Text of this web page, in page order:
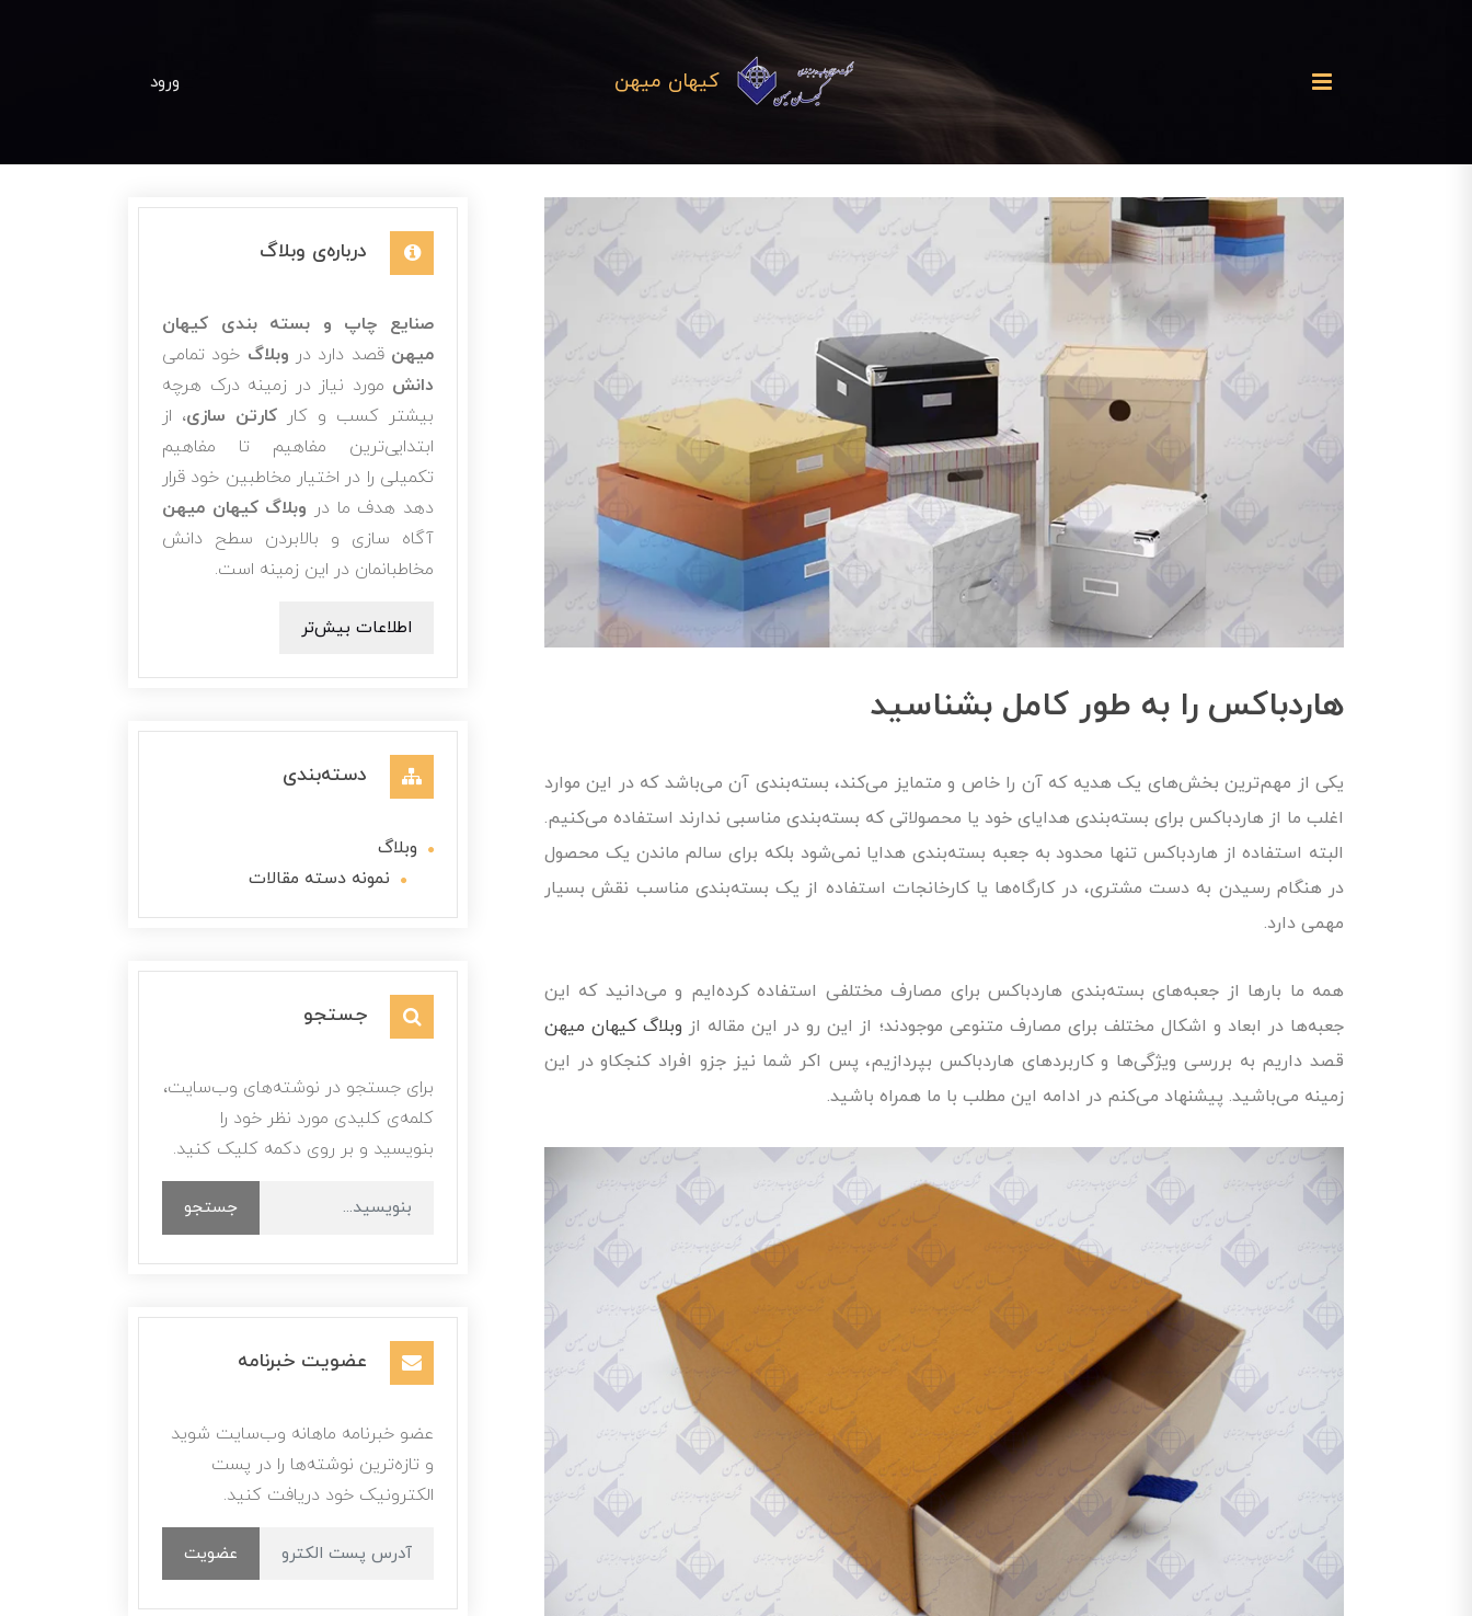
کیهان میهن ورود
هاردباکس را به طور کامل بشناسید
یکی از مهم‌ترین بخش‌های یک هدیه که آن را خاص و متمایز می‌کند، بسته‌بندی آن می‌باشد که در این موارد
اغلب ما از هاردباکس برای بسته‌بندی هدایای خود یا محصولاتی که بسته‌بندی مناسبی ندارند استفاده می‌کنیم.
البته استفاده از هاردباکس تنها محدود به جعبه بسته‌بندی هدایا نمی‌شود بلکه برای سالم ماندن یک محصول
در هنگام رسیدن به دست مشتری، در کارگاه‌ها یا کارخانجات استفاده از یک بسته‌بندی مناسب نقش بسیار
مهمی دارد.
همه ما بارها از جعبه‌های بسته‌بندی هاردباکس برای مصارف مختلفی استفاده کرده‌ایم و می‌دانید که این
جعبه‌ها در ابعاد و اشکال مختلف برای مصارف متنوعی موجودند؛ از این رو در این مقاله از وبلاگ کیهان میهن
قصد داریم به بررسی ویژگی‌ها و کاربردهای هاردباکس بپردازیم، پس اکر شما نیز جزو افراد کنجکاو در این
زمینه می‌باشید. پیشنهاد می‌کنم در ادامه این مطلب با ما همراه باشید.
درباره‌ی وبلاگ
صنایع چاپ و بسته بندی کیهان
میهن قصد دارد در وبلاگ خود تمامی
دانش مورد نیاز در زمینه درک هرچه
بیشتر کسب و کار کارتن سازی، از
ابتدایی‌ترین مفاهیم تا مفاهیم
تکمیلی را در اختیار مخاطبین خود قرار
دهد هدف ما در وبلاگ کیهان میهن
آگاه سازی و بالابردن سطح دانش
مخاطبانمان در این زمینه است.
اطلاعات بیش‌تر
دسته‌بندی
وبلاگ
نمونه دسته مقالات
جستجو
برای جستجو در نوشته‌های وب‌سایت،
کلمه‌ی کلیدی مورد نظر خود را
بنویسید و بر روی دکمه کلیک کنید.
جستجو
عضویت خبرنامه
عضو خبرنامه ماهانه وب‌سایت شوید
و تازه‌ترین نوشته‌ها را در پست
الکترونیک خود دریافت کنید.
عضویت